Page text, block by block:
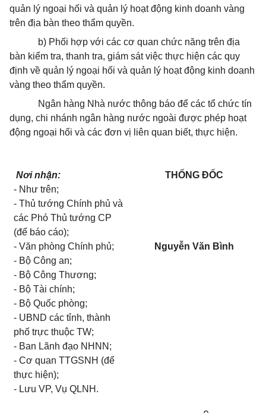
quản lý ngoại hối và quản lý hoạt động kinh doanh vàng
trên địa bàn theo thẩm quyền.
b) Phối hợp với các cơ quan chức năng trên địa
bàn kiểm tra, thanh tra, giám sát việc thực hiện các quy
định về quản lý ngoại hối và quản lý hoạt động kinh doanh
vàng theo thẩm quyền.
Ngân hàng Nhà nước thông báo để các tổ chức tín
dụng, chi nhánh ngân hàng nước ngoài được phép hoạt
động ngoại hối và các đơn vị liên quan biết, thực hiện.
Nơi nhận:
- Như trên;
- Thủ tướng Chính phủ và
các Phó Thủ tướng CP
(để báo cáo);
- Văn phòng Chính phủ;
- Bộ Công an;
- Bộ Công Thương;
- Bộ Tài chính;
- Bộ Quốc phòng;
- UBND các tỉnh, thành
phố trực thuộc TW;
- Ban Lãnh đạo NHNN;
- Cơ quan TTGSNH (để
thực hiện);
- Lưu VP, Vụ QLNH.
THỐNG ĐỐC
Nguyễn Văn Bình